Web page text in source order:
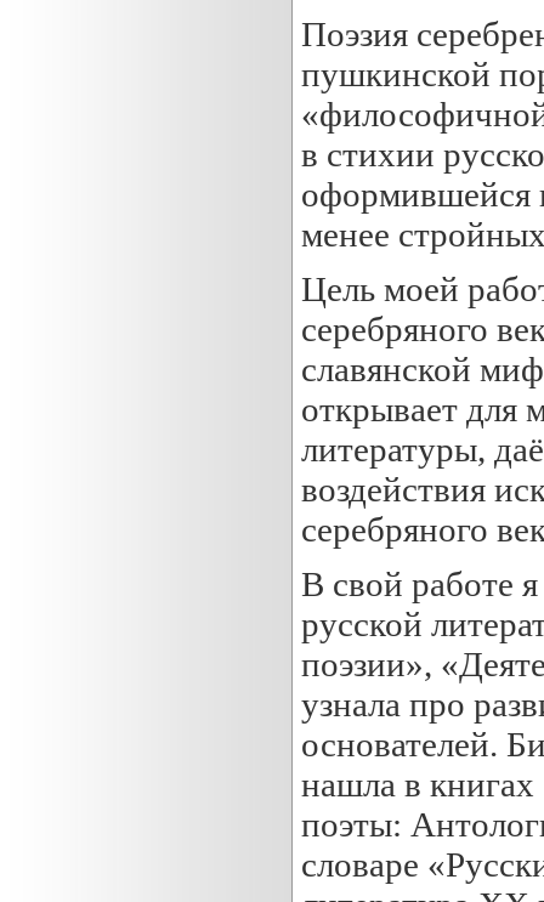
Поэзия
пушкинской
в стихии
оформившейся
менее
Цель моей
серебряного
славянской
открывает для
литературы,
воздействия
серебряного
В свой работе
русской
поэзии»,
узнала про
основателей.
нашла в книгах
поэты:
словаре